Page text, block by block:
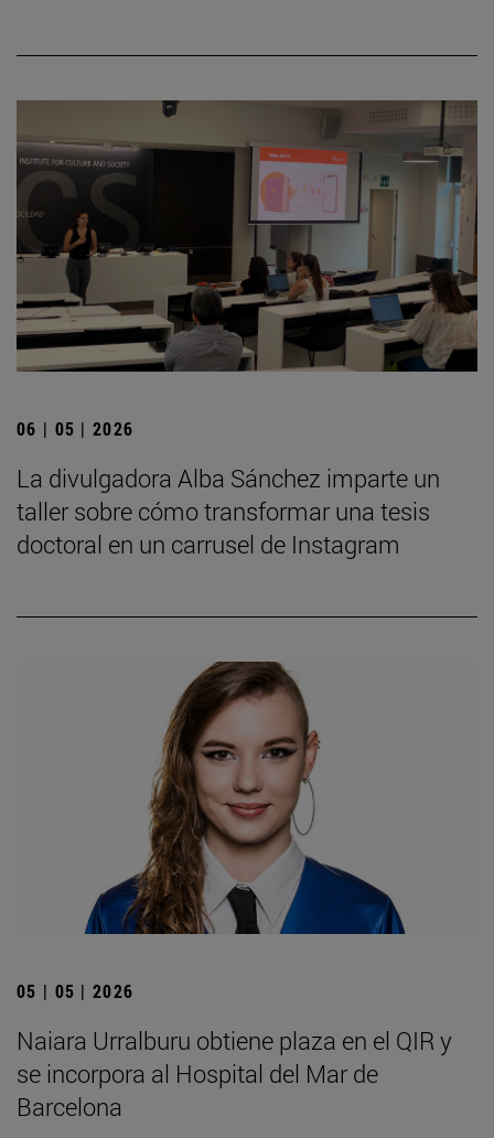
06 | 05 | 2026
La divulgadora Alba Sánchez imparte un
taller sobre cómo transformar una tesis
doctoral en un carrusel de Instagram
05 | 05 | 2026
Naiara Urralburu obtiene plaza en el QIR y
se incorpora al Hospital del Mar de
Barcelona